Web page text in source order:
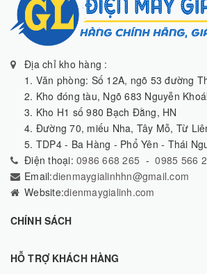
Địa chỉ kho hàng :
1. Văn phòng: Số 12A, ngõ 53 đường
2. Kho đóng tàu, Ngõ 683 Nguyễn
3. Kho H1 số 980 Bạch Đằng, HN
4. Đường 70, miếu Nha, Tây Mỗ, Từ
5. TDP4 - Ba Hàng - Phổ Yên - Thái
Điện thoại: 0986 668 265 -0985 566
Email:dienmaygialinhhn@gmail.com
Website:dienmaygialinh.com
CHÍNH SÁCH
HỖ TRỢ KHÁCH HÀNG